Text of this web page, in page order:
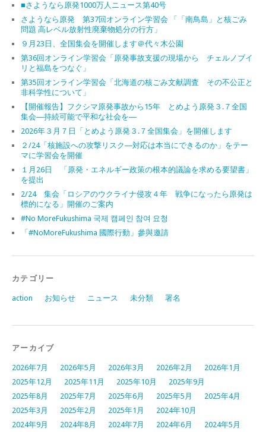
■さようなら原発1000万人ニュース第40号
さようなら原発 第37回オンライン学習会 「「南鳥島」と核ごみ
問題 高レベル放射性廃棄物処分の行方」
９月23日、全国集会を開催します＠代々木公園
第36回オンライン学習会「原発事故支援の現場から チェルノブイ
リと福島をつなぐ」
第35回オンライン学習会「北海道の核ごみ文献調査 その不公正と
非科学性について」
【開催報告】フクシマ原発事故から15年 とめよう原発３.７全国
集会―持続可能で平和な社会を―
2026年３月７日「とめよう原発３.７全国集会」を開催します
２/24「核施設への攻撃リスク―対応は本当にできるのか」をテー
マに学習会を開催
１月26日 「原発・エネルギー政策の根本的議論を求める要望書」
を提出
2/24 集会「ロシアのウクライナ侵攻４年 戦争になったら原発は
標的になる」開催のご案内
#No MoreFukushima 국제 캠페인 참여 요청
「#NoMoreFukushima 國際行動」參與邀請
カテゴリー
action お知らせ ニュース 未分類 署名
アーカイブ
2026年7月 2026年5月 2026年3月 2026年2月
2026年1月
2025年12月
2025年11月 2025年10月
2025年9月
2025年8月
2025年7月 2025年6月 2025年5月
2025年4月
2025年3月
2025年2月 2025年1月
2024年10月
2024年9月
2024年8月 2024年7月 2024年6月
2024年5月